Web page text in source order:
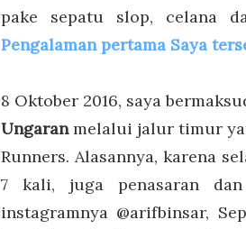
pake sepatu slop, celana
Pengalaman pertama Saya
8 Oktober 2016, saya
Ungaranmelalui jalur timur
Runners. Alasannya, karena
7 kali, juga penasaran
instagramnya @arifbinsar,